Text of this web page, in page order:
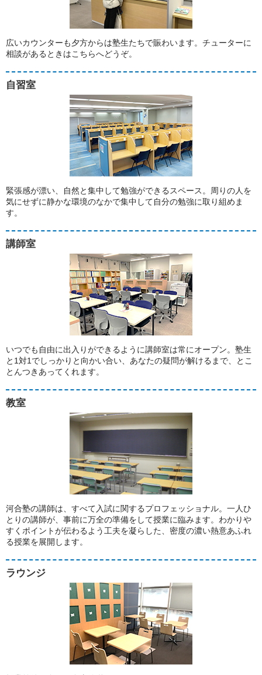
広いカウンターも夕方からは塾生たちで賑わいます。チューターに
相談があるときはこちらへどうぞ。
自習室
緊張感が漂い、自然と集中して勉強ができるスペース。周りの人を
気にせずに静かな環境のなかで集中して自分の勉強に取り組めま
す。
講師室
いつでも自由に出入りができるように講師室は常にオープン。塾生
と1対1でしっかりと向かい合い、あなたの疑問が解けるまで、とこ
とんつきあってくれます。
教室
河合塾の講師は、すべて入試に関するプロフェッショナル。一人ひ
とりの講師が、事前に万全の準備をして授業に臨みます。わかりや
すくポイントが伝わるよう工夫を凝らした、密度の濃い熱意あふれ
る授業を展開します。
ラウンジ